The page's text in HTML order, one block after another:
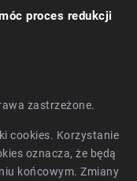
proces redukcji
zastrzeżone.
cookies. Korzystanie
oznacza, że będą
końcowym. Zmiany